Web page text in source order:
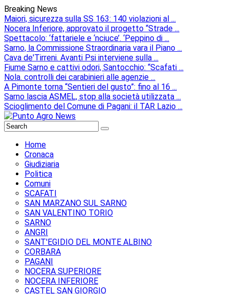
Breaking News
Maiori, sicurezza sulla SS 163: 140 violazioni al ...
Nocera Inferiore, approvato il progetto “Strade ...
Spettacolo: ‘fattariele e ‘nciuce’. ‘Peppino di ...
Sarno, la Commissione Straordinaria vara il Piano ...
Cava de'Tirreni. Avanti Psi interviene sulla ...
Fiume Sarno e cattivi odori, Santocchio: “Scafati ...
Nola. controlli dei carabinieri alle agenzie ...
A Pimonte torna “Sentieri del gusto”: fino al 16 ...
Sarno lascia ASMEL, stop alla società utilizzata ...
Scioglimento del Comune di Pagani: il TAR Lazio ...
Home
Cronaca
Giudiziaria
Politica
Comuni
SCAFATI
SAN MARZANO SUL SARNO
SAN VALENTINO TORIO
SARNO
ANGRI
SANT'EGIDIO DEL MONTE ALBINO
CORBARA
PAGANI
NOCERA SUPERIORE
NOCERA INFERIORE
CASTEL SAN GIORGIO